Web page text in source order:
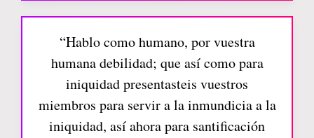
“Hablo como humano, por vuestra
humana debilidad; que así como para
iniquidad presentasteis vuestros
miembros para servir a la inmundicia a la
iniquidad, así ahora para santificación